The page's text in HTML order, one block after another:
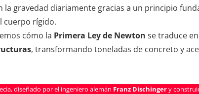
la gravedad diariamente gracias a un principio
cuerpo rígido.
cómo la Primera Ley de Newton se traduce
, transformando toneladas de concreto y
diseñado por el ingeniero alemán Franz Dischingery